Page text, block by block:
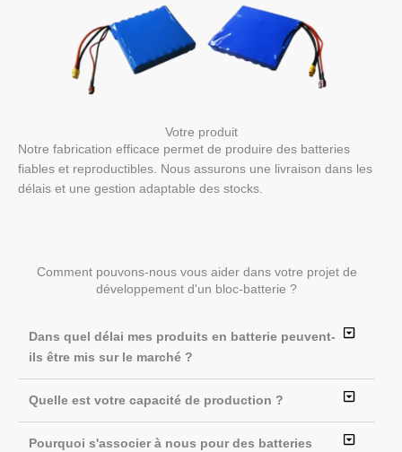
Votre produit
Notre fabrication efficace permet de produire des batteries
fiables et reproductibles. Nous assurons une livraison dans les
délais et une gestion adaptable des stocks.
Comment pouvons-nous vous aider dans votre projet de
développement d'un bloc-batterie ?
Dans quel délai mes produits en batterie peuvent-
ils être mis sur le marché ?
Quelle est votre capacité de production ?
Pourquoi s'associer à nous pour des batteries